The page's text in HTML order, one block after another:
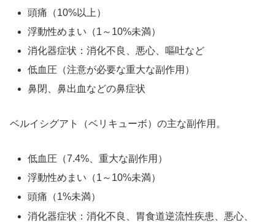
頭痛（10%以上）
浮動性めまい（1～10%未満）
消化器症状：消化不良、悪心、嘔吐など
低血圧（注意が必要な重大な副作用）
鼻閉、鼻出血などの鼻症状
ベルイシグアト（ベリキューボ）の主な副作用。
低血圧（7.4%、重大な副作用）
浮動性めまい（1～10%未満）
頭痛（1%未満）
消化器症状：消化不良、胃食道逆流性疾患、悪心、